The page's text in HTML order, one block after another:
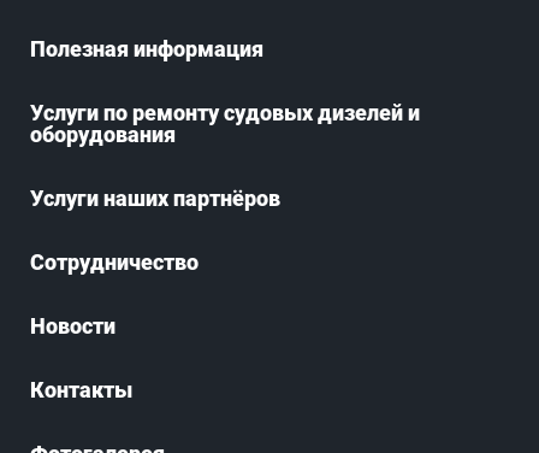
Полезная информация
Услуги по ремонту судовых дизелей и
оборудования
Услуги наших партнёров
Сотрудничество
Новости
Контакты